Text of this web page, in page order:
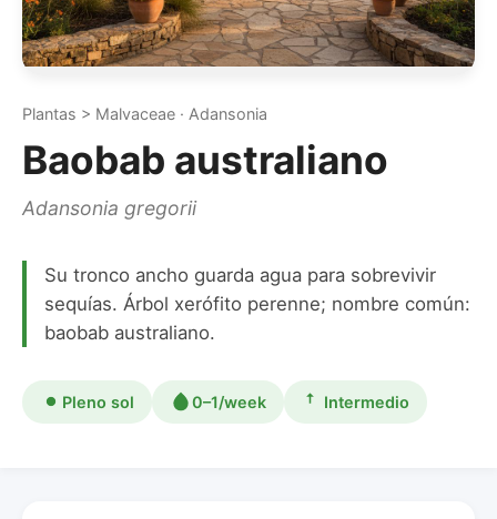
Plantas > Malvaceae · Adansonia
Baobab australiano
Adansonia gregorii
Su tronco ancho guarda agua para sobrevivir
sequías. Árbol xerófito perenne; nombre común:
baobab australiano.
Pleno sol 0–1/week Intermedio